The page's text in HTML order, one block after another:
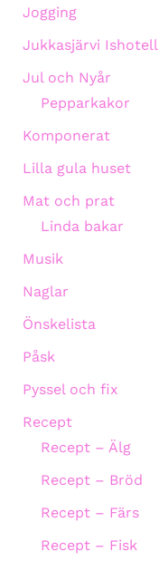
Jogging
Jukkasjärvi Ishotell
Jul och Nyår
Pepparkakor
Komponerat
Lilla gula huset
Mat och prat
Linda bakar
Musik
Naglar
Önskelista
Påsk
Pyssel och fix
Recept
Recept – Älg
Recept – Bröd
Recept – Färs
Recept – Fisk